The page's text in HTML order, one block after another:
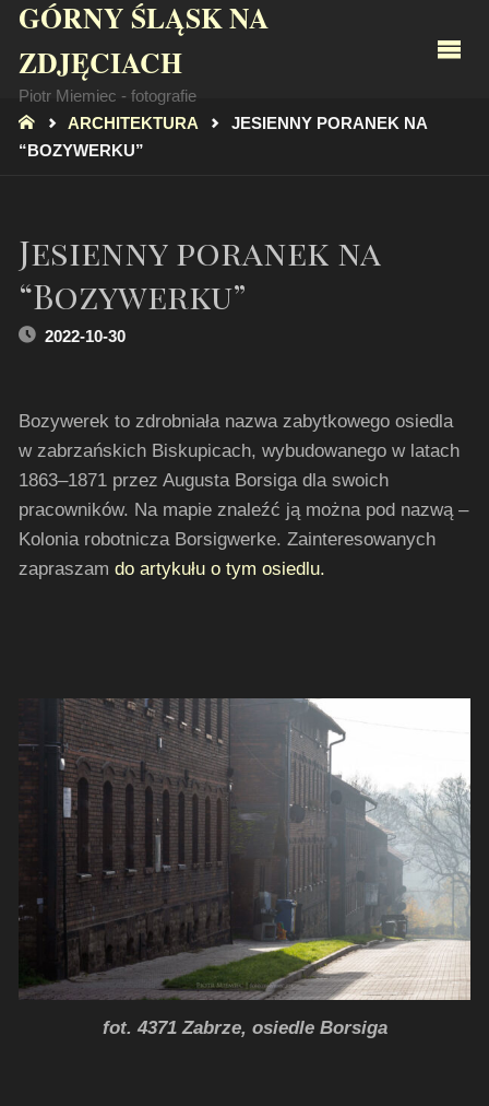
GÓRNY ŚLĄSK NA
ZDJĘCIACH
Piotr Miemiec - fotografie
STRONA
GŁÓWNA
ARCHITEKTURA
JESIENNY PORANEK NA
“BOZYWERKU”
Jesienny poranek na
“Bozywerku”
2022-10-30
Bozywerek to zdrobniała nazwa zabytkowego osiedla
w zabrzańskich Biskupicach, wybudowanego w latach
1863–1871 przez Augusta Borsiga dla swoich
pracowników. Na mapie znaleźć ją można pod nazwą –
Kolonia robotnicza Borsigwerke. Zainteresowanych
zapraszamdo artykułu o tym osiedlu.
fot. 4371 Zabrze, osiedle Borsiga